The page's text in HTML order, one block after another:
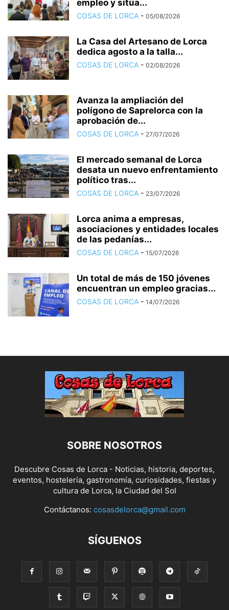
empleo y sitúa...
COSAS DE LORCA - 05/08/2026
La Casa del Artesano de Lorca
dedica agosto a la talla...
COSAS DE LORCA - 02/08/2026
Avanza la ampliación del
polígono de Saprelorca con la
aprobación de...
COSAS DE LORCA - 27/07/2026
El mercado semanal de Lorca
desata un nuevo enfrentamiento
político tras...
COSAS DE LORCA - 23/07/2026
Lorca anima a empresas,
asociaciones y entidades locales
de las pedanías...
COSAS DE LORCA - 15/07/2026
Un total de más de 150 jóvenes
encuentran un empleo gracias...
COSAS DE LORCA - 14/07/2026
SOBRE NOSOTROS
Descubre Cosas de Lorca - Noticias, historia, deportes,
eventos, hostelería, gastronomía, curiosidades, fiestas y
cultura de Lorca, la Ciudad del Sol
Contáctanos: cosasdelorca@gmail.com
SÍGUENOS